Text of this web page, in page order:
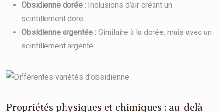
Obsidienne dorée : Inclusions d’air créant un
scintillement doré.
Obsidienne argentée : Similaire à la dorée, mais avec un
scintillement argenté.
Propriétés physiques et chimiques : au-delà